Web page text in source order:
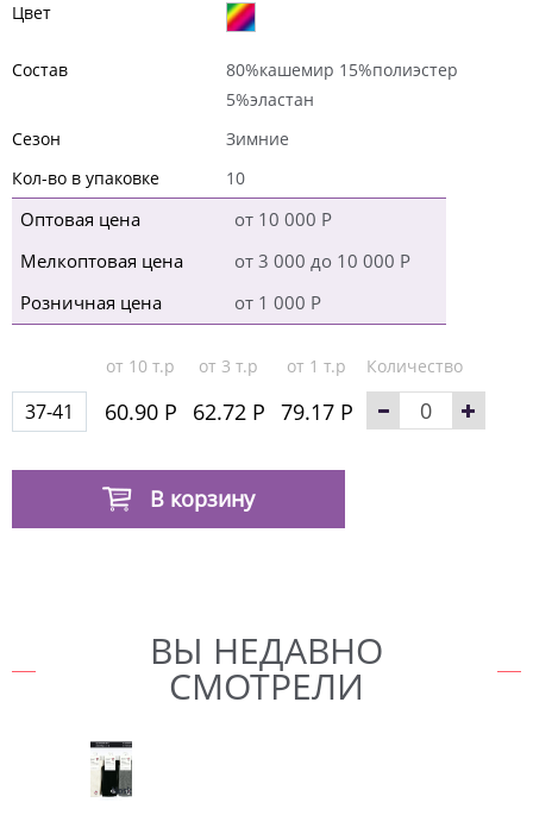
Цвет
Состав
80%кашемир 15%полиэстер
5%эластан
Сезон
Зимние
Кол-во в упаковке
10
Оптовая цена
от 10 000 Р
Мелкоптовая цена
от 3 000 до 10 000 Р
Розничная цена
от 1 000 Р
от 10 т.р от 3 т.р от 1 т.р Количество
37-41 60.90 Р 62.72 Р 79.17 Р
В корзину
ВЫ НЕДАВНО
СМОТРЕЛИ